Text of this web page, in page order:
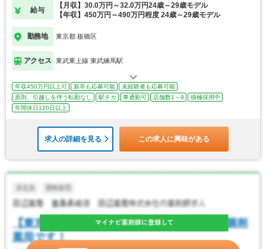
給与
【月収】30.0万円～32.0万円24歳～29歳モデル
【年収】450万円～490万円程度 24歳～29歳モデル
勤務地 東京都 板橋区
アクセス 東武東上線 東武練馬駅
年収450万円以上可 新卒も応募可能
未経験者も応募可能
原則、引越しを伴う転勤なし
駅チカ 車通勤可 店舗数1～9
積極採用中
年間休日120日以上
求人の詳細を見る この求人に興味がある